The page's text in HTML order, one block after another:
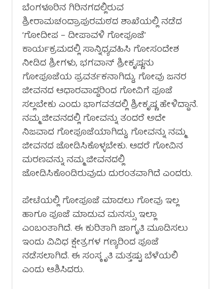
ಬೆಂಗಳೂರಿನ ಗಿರಿನಗದಲ್ಲಿರುವ
ಶ್ರೀರಾಮಚಂದ್ರಾಪುರಮಠದ ಶಾಖೆಯಲ್ಲಿ ನಡೆದ
‘ಗೋದೀಪ – ದೀಪಾವಳಿ ಗೋಪೂಜೆ’
ಕಾರ್ಯಕ್ರಮದಲ್ಲಿ ಸಾನ್ನಿಧ್ಯವಹಿಸಿ ಗೋಸಂದೇಶ
ನೀಡಿದ ಶ್ರೀಗಳು, ಭಗವಾನ್ ಶ್ರೀಕೃಷ್ಣನು
ಗೋಪೂಜೆಯ ಪ್ರವರ್ತಕನಾಗಿದ್ದು, ಗೋವು ಜನರ
ಜೀವನದ ಆಧಾರವಾದ್ದರಿಂದ ಗೋವಿಗೆ ಪೂಜೆ
ಸಲ್ಲಬೇಕು ಎಂದು ಭಾಗವತದಲ್ಲಿ ಶ್ರೀಕೃಷ್ಣ ಹೇಳಿದ್ದಾನೆ.
ನಮ್ಮ ಜೀವನದಲ್ಲಿ ಗೋವನ್ನು ತಂದರೆ ಅದೇ
ನಿಜವಾದ ಗೋಪೂಜೆಯಾಗಿದ್ದು, ಗೋವನ್ನು ನಮ್ಮ
ಜೀವನದ ಜೋಡಿಸಿಕೊಳ್ಳಬೇಕು. ಆದರೆ ಗೋವಿನ
ಮರಣವನ್ನು ನಮ್ಮ ಜೀವನದಲ್ಲಿ
ಜೋಡಿಸಿಕೊಂಡಿರುವುದು ದುರಂತವಾಗಿದೆ ಎಂದರು.
ಪೇಟೆಯಲ್ಲಿ ಗೋಪೂಜೆ ಮಾಡಲು ಗೋವು ಇಲ್ಲ
ಹಾಗೂ ಪೂಜೆ ಮಾಡುವ ಮನಸ್ಸು ಇಲ್ಲಾ
ಎಂಬಂತಾಗಿದೆ. ಈ ಕುರಿತಾಗಿ ಜಾಗೃತಿ ಮೂಡಿಸಲು
ಇಂದು ವಿವಿಧ ಕ್ಷೇತ್ರಗಳ ಗಣ್ಯರಿಂದ ಪೂಜೆ
ನಡೆಸಲಾಗಿದೆ. ಈ ಸಂಸ್ಕೃತಿ ಮತ್ತಷ್ಟು ಬೆಳೆಯಲಿ
ಎಂದು ಆಶಿಸಿದರು.